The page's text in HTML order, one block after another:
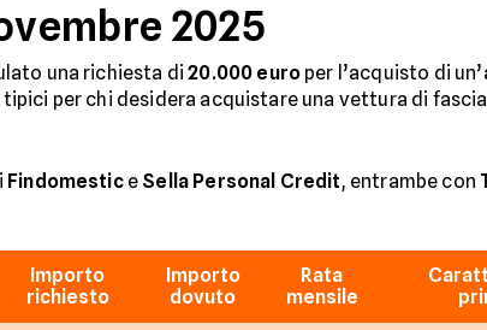
2025
una richiesta di20.000 euro per l’acquisto di un’
per chi desidera acquistare una vettura di
Findomestice Sella Personal Credit, entrambe con
Importo
richiesto
Importo
dovuto
Rata
mensile